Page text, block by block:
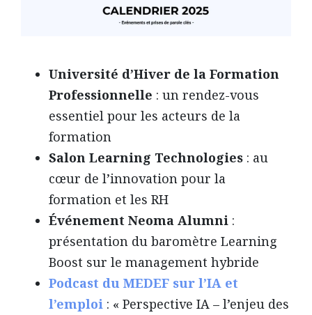
Université d’Hiver de la Formation
Professionnelle : un rendez-vous
essentiel pour les acteurs de la
formation
Salon Learning Technologies : au
cœur de l’innovation pour la
formation et les RH
Événement Neoma Alumni :
présentation du baromètre Learning
Boost sur le management hybride
Podcast du MEDEF sur l’IA et
l’emploi : « Perspective IA – l’enjeu des